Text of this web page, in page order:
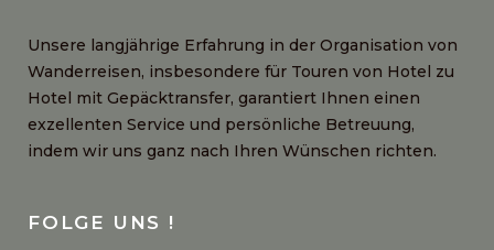
Unsere langjährige Erfahrung in der Organisation von
Wanderreisen, insbesondere für Touren von Hotel zu
Hotel mit Gepäcktransfer, garantiert Ihnen einen
exzellenten Service und persönliche Betreuung,
indem wir uns ganz nach Ihren Wünschen richten.
FOLGE UNS !